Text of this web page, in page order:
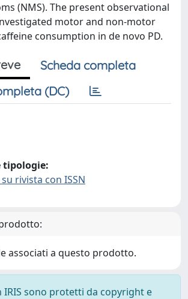
(NMS). The present observational
motor and non-motor
consumption in de novo PD.
Scheda completa
(DC)
tipologie:
rivista con ISSN
associati a questo prodotto.
IRIS sono protetti da copyright e